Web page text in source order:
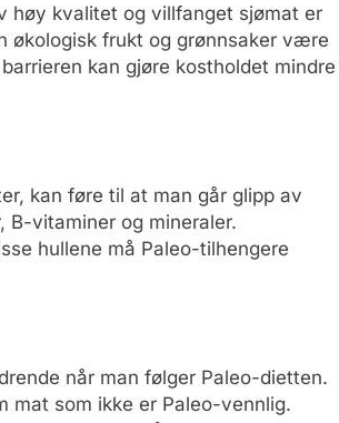
høy kvalitet og villfanget sjømat er
økologisk frukt og grønnsaker være
kan gjøre kostholdet mindre
kan føre til at man går glipp av
B-vitaminer og mineraler.
hullene må Paleo-tilhengere
når man følger Paleo-dietten.
mat som ikke er Paleo-vennlig.